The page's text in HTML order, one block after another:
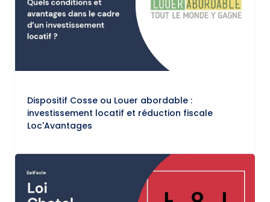
Dispositif Cosse ou Louer abordable :
investissement locatif et réduction fiscale
Loc'Avantages